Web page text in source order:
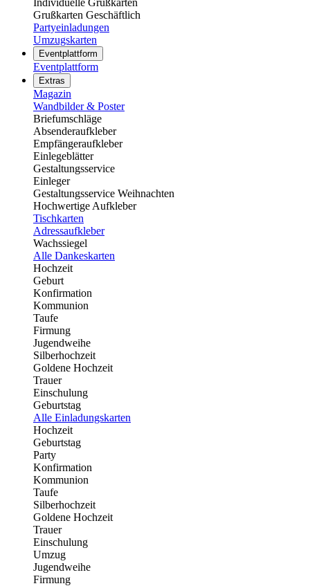
Individuelle Grußkarten
Grußkarten Geschäftlich
Partyeinladungen
Umzugskarten
Eventplattform
Eventplattform
Extras
Magazin
Wandbilder & Poster
Briefumschläge
Absenderaufkleber
Empfängeraufkleber
Einlegeblätter
Gestaltungsservice
Einleger
Gestaltungsservice Weihnachten
Hochwertige Aufkleber
Tischkarten
Adressaufkleber
Wachssiegel
Alle Dankeskarten
Hochzeit
Geburt
Konfirmation
Kommunion
Taufe
Firmung
Jugendweihe
Silberhochzeit
Goldene Hochzeit
Trauer
Einschulung
Geburtstag
Alle Einladungskarten
Hochzeit
Geburtstag
Party
Konfirmation
Kommunion
Taufe
Silberhochzeit
Goldene Hochzeit
Trauer
Einschulung
Umzug
Jugendweihe
Firmung